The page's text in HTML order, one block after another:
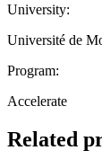
University:
Université de
Program:
Accelerate
Related